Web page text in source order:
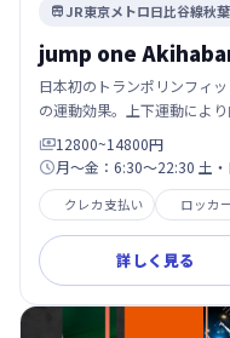
 JR東京メトロ日比谷線秋
jump one
日本初のトランポリンフィ
の運動効果。上下運動によ
12800~14800円
月～金：6:30～22:30 土
クレカ支払い ロッカ
詳しく見る